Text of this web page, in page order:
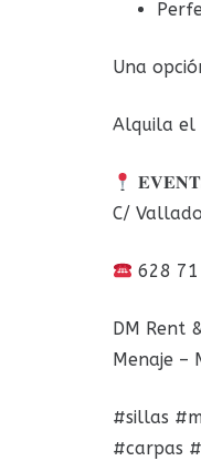
Una
Alquila el
C/
628
DM Rent
Menaje –
#sillas
#carpas